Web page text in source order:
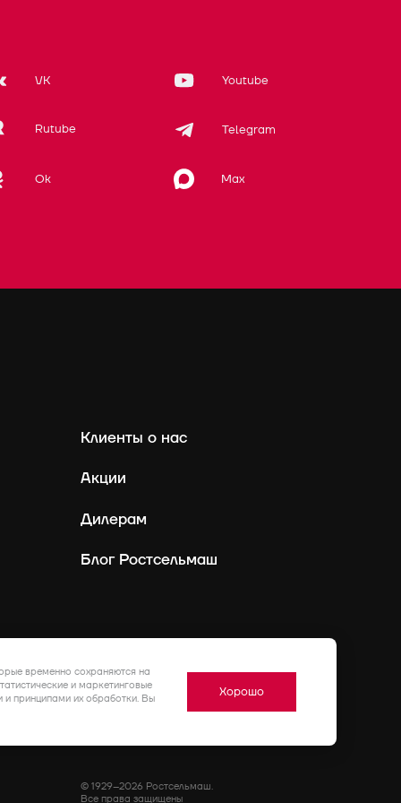
VK Youtube
Rutube Telegram
Ok Max
Клиенты о нас
Акции
Дилерам
Блог Ростсельмаш
© 1929–2026 Ростсельмаш.
Все права защищены
временно сохраняются на
и маркетинговые
принципами их обработки. Вы
Хорошо